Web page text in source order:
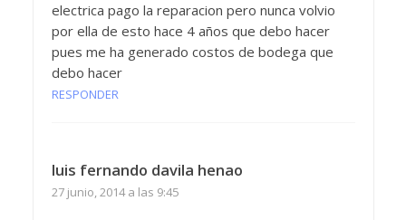
electrica pago la reparacion pero nunca volvio
por ella de esto hace 4 años que debo hacer
pues me ha generado costos de bodega que
debo hacer
RESPONDER
luis fernando davila henao
27 junio, 2014 a las 9:45